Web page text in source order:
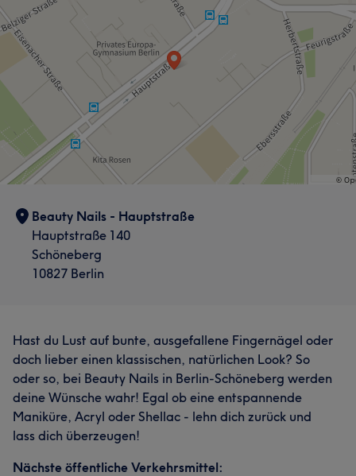
Was unsere Kunden über N1 sagen
Beauty Nails - Hauptstraße
Hauptstraße 140
Schöneberg
10827 Berlin
Hast du Lust auf bunte, ausgefallene Fingernägel oder
doch lieber einen klassischen, natürlichen Look? So
oder so, bei Beauty Nails in Berlin-Schöneberg werden
deine Wünsche wahr! Egal ob eine entspannende
Maniküre, Acryl oder Shellac - lehn dich zurück und
lass dich überzeugen!
Nächste öffentliche Verkehrsmittel: